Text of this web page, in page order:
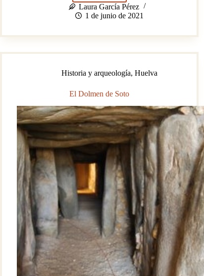
Museo
de
años
Laura García Pérez
1 de junio de 2021
Historia y arqueología, Huelva
El Dolmen de Soto